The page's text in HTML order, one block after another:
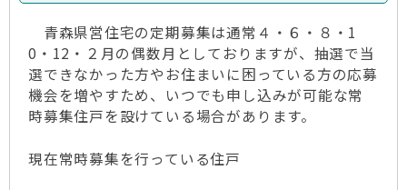
青森県営住宅の定期募集は通常４・６・８・1
0・12・２月の偶数月としておりますが、抽選で当
選できなかった方やお住まいに困っている方の応募
機会を増やすため、いつでも申し込みが可能な常
時募集住戸を設けている場合があります。
現在常時募集を行っている住戸